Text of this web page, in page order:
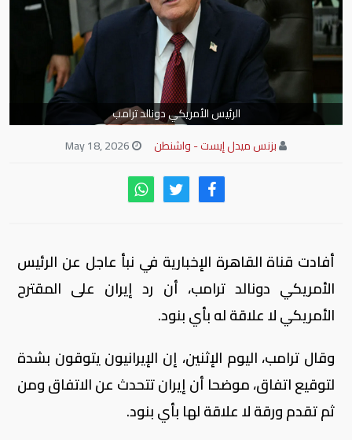
الرئيس الأمريكي دونالد ترامب
بزنس ميدل إيست - واشنطن
أفادت قناة القاهرة الإخبارية في نبأ عاجل عن الرئيس
الأمريكي دونالد ترامب، أن رد إيران على المقترح
الأمريكي لا علاقة له بأي بنود.
وقال ترامب، اليوم الإثنين، إن الإيرانيون يتوقون بشدة
لتوقيع اتفاق، موضحا أن إيران تتحدث عن الاتفاق ومن
ثم تقدم ورقة لا علاقة لها بأي بنود.